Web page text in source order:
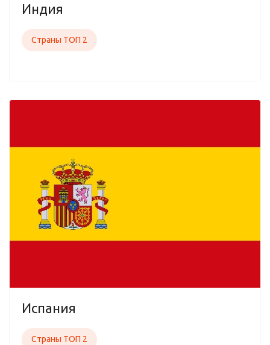
Индия
Страны ТОП 2
Испания
Страны ТОП 2